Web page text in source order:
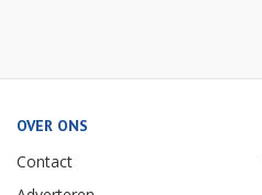
OVER ONS
Contact